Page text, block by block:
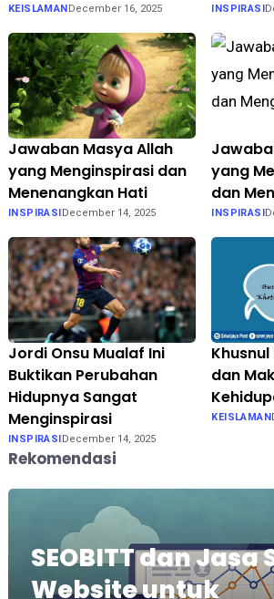
KEISLAMANDecember 16, 2025 INSPIRASI
Jawaban Masya Allah
yang Menginspirasi dan
Menenangkan Hati
INSPIRASIDecember 14, 2025
yang
dan
INSPIRASI
Jordi Onsu Mualaf Ini
Buktikan Perubahan
Hidupnya Sangat
Menginspirasi
INSPIRASI December 14, 2025
dan
KEISLAMAN
Rekomendasi
SEOBITT dan Jasa
Website untuk